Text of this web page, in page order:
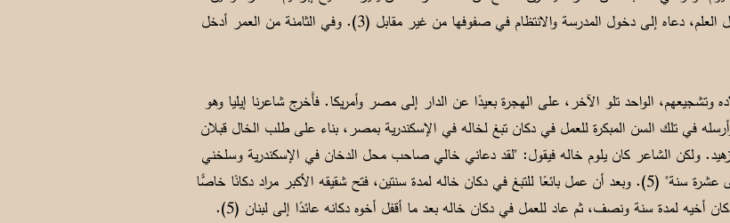
لاحظ صاحب المدرسة شدة رغبة أبو ماضي في نهل العلم، دعاه إلى دخول المدرسة والانتظام في صفوفها من غير مقابل (3). وفي الثامنة من العمر أدخل
وتشجيعهم، الواحد تلو الآخر، على الهجرة بعيدًا عن الدار إلى مصر وأمريكا. فأَخرج شاعرنا إيليا وهو
في تلك السن المبكرة للعمل في دكان تبغ لخاله في الإسكندرية بمصر، بناء على طلب الخال قبلان
ولكن الشاعر كان يلوم خاله فيقول: "لقد دعاني خالي صاحب محل الدخان في الإسكندرية وسلخني
من المدرسة في عمر مبكر جدًّا لا يزيد على الإحدى عشرة سنة" (5). وبعد أن عمل بائعًا للتبغ في دكان خاله لمدة سنتين، فتح شقيقه الأكبر مراد دكانًا خاصًّا
أخيه لمدة سنة ونصف، ثم عاد للعمل في دكان خاله بعد ما أقفل أخوه دكانه عائدًا إلى لبنان (5).